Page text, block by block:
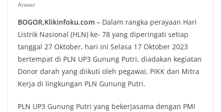
Anwar
BOGOR,Klikinfoku.com – Dalam rangka perayaan Hari
Listrik Nasional (HLN) ke- 78 yang diperingati setiap
tanggal 27 Oktober, hari ini Selasa 17 Oktober 2023
bertempat di PLN UP3 Gunung Putri, diadakan kegiatan
Donor darah yang diikuti oleh pegawai, PIKK dan Mitra
Kerja di lingkungan PLN Gunung Putri.
PLN UP3 Gunung Putri yang bekerjasama dengan PMI